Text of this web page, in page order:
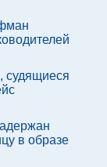
судящиеся
в образе